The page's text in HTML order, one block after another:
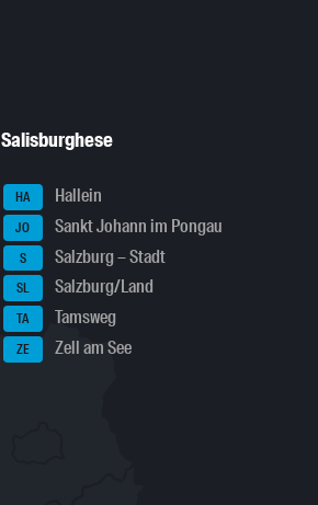
Salisburghese
HA Hallein
JO Sankt Johann im Pongau
S Salzburg – Stadt
SL Salzburg/Land
TA Tamsweg
ZE Zell am See